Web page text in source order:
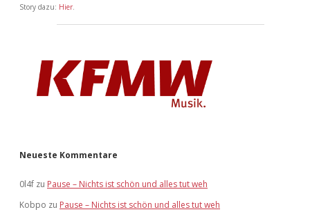
Story dazu: Hier
Neueste Kommentare
0l4f zu Pause – Nichts ist schön und alles tut weh
Kobpo zu Pause – Nichts ist schön und alles tut weh